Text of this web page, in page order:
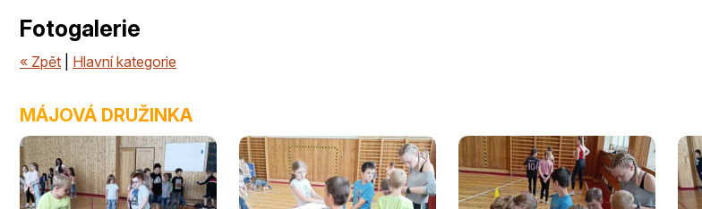
Fotogalerie
« Zpět Hlavní kategorie
MÁJOVÁ DRUŽINKA